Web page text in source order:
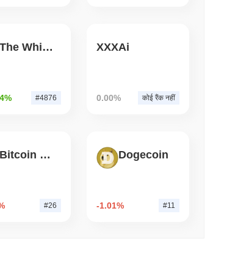
के निकट Chainlink को $7.4B का
The White Bull
#4876
XXXAi
0.00% कोई रैंक नहीं
Bitcoin Cash
#26
Dogecoin
-1.01% #11